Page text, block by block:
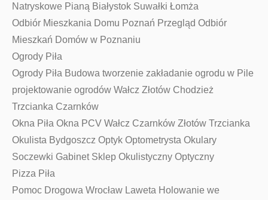
Natryskowe Pianą Białystok Suwałki Łomża
Odbiór Mieszkania Domu Poznań Przegląd Odbiór
Mieszkań Domów w Poznaniu
Ogrody Piła
Ogrody Piła Budowa tworzenie zakładanie ogrodu w Pile
projektowanie ogrodów Wałcz Złotów Chodzież
Trzcianka Czarnków
Okna Piła Okna PCV Wałcz Czarnków Złotów Trzcianka
Okulista Bydgoszcz Optyk Optometrysta Okulary
Soczewki Gabinet Sklep Okulistyczny Optyczny
Pizza Piła
Pomoc Drogowa Wrocław Laweta Holowanie we